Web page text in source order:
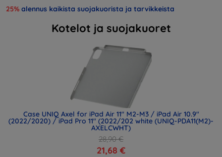
25% alennus kaikista suojakuorista ja tarvikkeista
Kotelot ja suojakuoret
Case UNIQ Axel for iPad Air 11" M2-M3 / iPad Air 10.9"
(2022/2020) / iPad Pro 11" (2022/202 white (UNIQ-PDA11(M2)-
AXELCWHT)
28,90 €
21,68 €